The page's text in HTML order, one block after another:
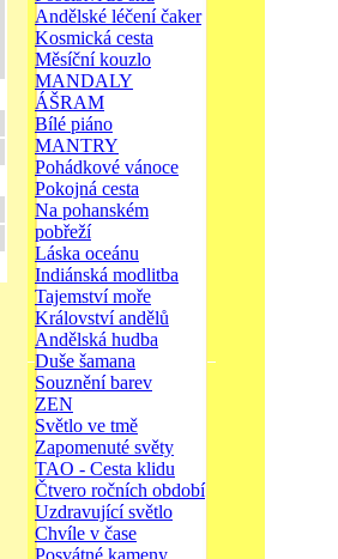
Andělské léčení čaker
Kosmická cesta
Měsíční kouzlo
MANDALY
ÁŠRAM
Bílé piáno
MANTRY
Pohádkové vánoce
Pokojná cesta
Na pohanském
pobřeží
Láska oceánu
Indiánská modlitba
Tajemství moře
Království andělů
Andělská hudba
Duše šamana
Souznění barev
ZEN
Světlo ve tmě
Zapomenuté světy
TAO - Cesta klidu
Čtvero ročních období
Uzdravující světlo
Chvíle v čase
Posvátné kameny